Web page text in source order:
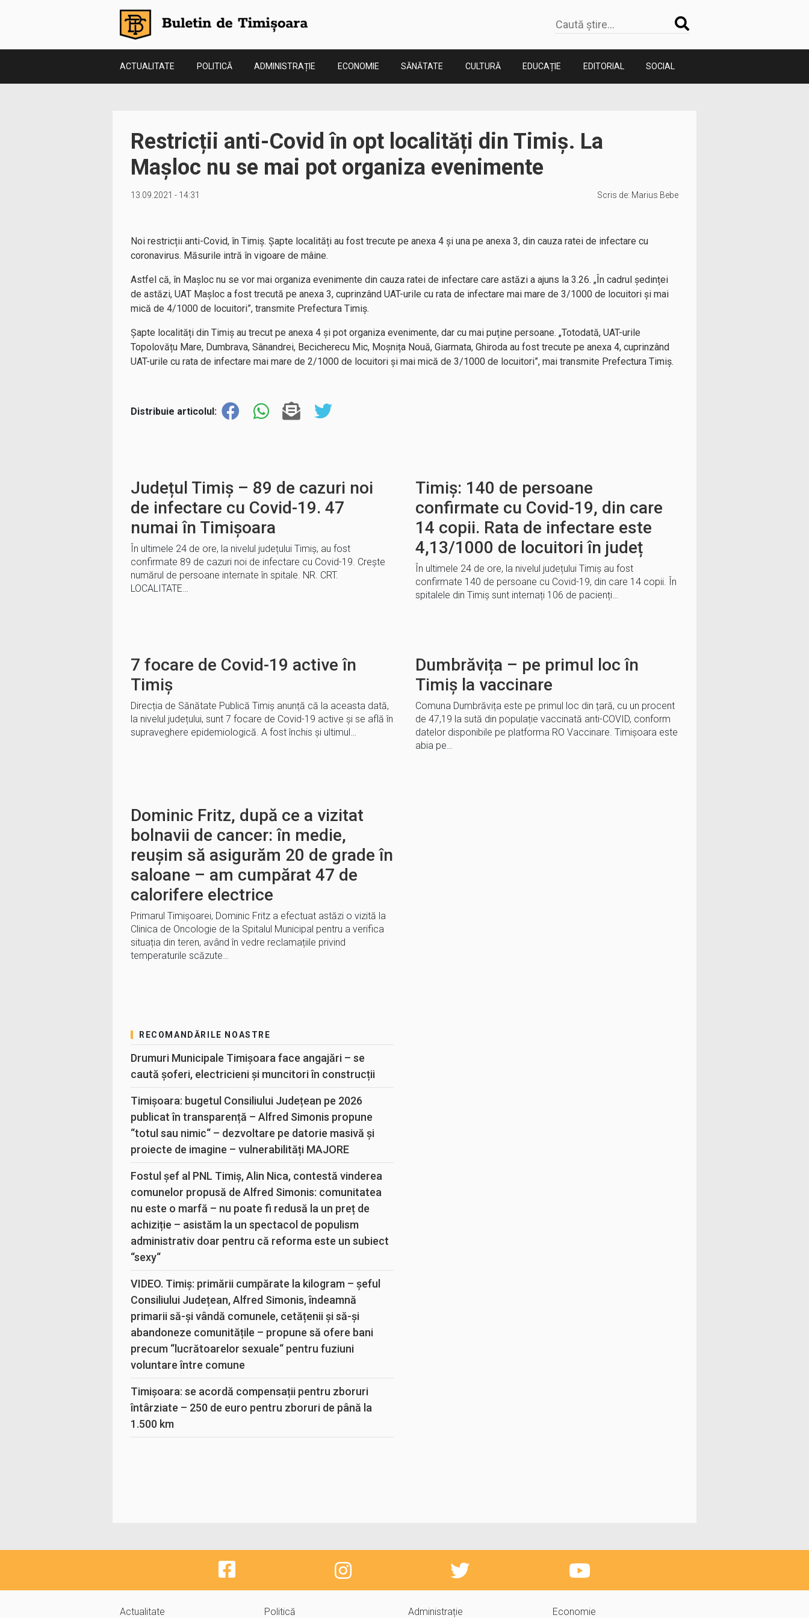
ACTUALITATE POLITICĂ ADMINISTRAȚIE ECONOMIE SĂNĂTATE CULTURĂ EDUCAȚIE EDITORIAL SOCIAL
Restricții anti-Covid în opt localități din Timiș. La
Mașloc nu se mai pot organiza evenimente
13.09.2021 - 14:31 Scris de: Marius Bebe
Noi restricții anti-Covid, în Timiș. Șapte localități au fost trecute pe anexa 4 și una pe anexa 3, din cauza ratei de infectare cu
coronavirus. Măsurile intră în vigoare de mâine.
Astfel că, în Mașloc nu se vor mai organiza evenimente din cauza ratei de infectare care astăzi a ajuns la 3.26. „În cadrul ședinței
de astăzi, UAT Mașloc a fost trecută pe anexa 3, cuprinzând UAT-urile cu rata de infectare mai mare de 3/1000 de locuitori și mai
mică de 4/1000 de locuitori”, transmite Prefectura Timiș.
Șapte localități din Timiș au trecut pe anexa 4 și pot organiza evenimente, dar cu mai puține persoane. „Totodată, UAT-urile
Topolovățu Mare, Dumbrava, Sânandrei, Becicherecu Mic, Moșnița Nouă, Giarmata, Ghiroda au fost trecute pe anexa 4, cuprinzând
UAT-urile cu rata de infectare mai mare de 2/1000 de locuitori și mai mică de 3/1000 de locuitori”, mai transmite Prefectura Timiș.
Distribuie articolul:
Județul Timiș – 89 de cazuri noi
de infectare cu Covid-19. 47
numai în Timișoara
În ultimele 24 de ore, la nivelul județului Timiș, au fost
confirmate 89 de cazuri noi de infectare cu Covid-19. Crește
numărul de persoane internate în spitale. NR. CRT.
LOCALITATE…
Timiș: 140 de persoane
confirmate cu Covid-19, din care
14 copii. Rata de infectare este
4,13/1000 de locuitori în județ
În ultimele 24 de ore, la nivelul județului Timiș au fost
confirmate 140 de persoane cu Covid-19, din care 14 copii. În
spitalele din Timiș sunt internați 106 de pacienți…
7 focare de Covid-19 active în
Timiș
Direcția de Sănătate Publică Timiș anunță că la aceasta dată,
la nivelul județului, sunt 7 focare de Covid-19 active și se află în
supraveghere epidemiologică. A fost închis și ultimul…
Dumbrăvița – pe primul loc în
Timiș la vaccinare
Comuna Dumbrăvița este pe primul loc din țară, cu un procent
de 47,19 la sută din populație vaccinată anti-COVID, conform
datelor disponibile pe platforma RO Vaccinare. Timișoara este
abia pe…
Dominic Fritz, după ce a vizitat
bolnavii de cancer: în medie,
reușim să asigurăm 20 de grade în
saloane – am cumpărat 47 de
calorifere electrice
Primarul Timișoarei, Dominic Fritz a efectuat astăzi o vizită la
Clinica de Oncologie de la Spitalul Municipal pentru a verifica
situația din teren, având în vedre reclamațiile privind
temperaturile scăzute…
RECOMANDĂRILE NOASTRE
Drumuri Municipale Timișoara face angajări – se
caută șoferi, electricieni și muncitori în construcții
Timișoara: bugetul Consiliului Județean pe 2026
publicat în transparență – Alfred Simonis propune
“totul sau nimic“ – dezvoltare pe datorie masivă și
proiecte de imagine – vulnerabilități MAJORE
Fostul șef al PNL Timiș, Alin Nica, contestă vinderea
comunelor propusă de Alfred Simonis: comunitatea
nu este o marfă – nu poate fi redusă la un preț de
achiziție – asistăm la un spectacol de populism
administrativ doar pentru că reforma este un subiect
“sexy“
VIDEO. Timiș: primării cumpărate la kilogram – șeful
Consiliului Județean, Alfred Simonis, îndeamnă
primarii să-și vândă comunele, cetățenii și să-și
abandoneze comunitățile – propune să ofere bani
precum “lucrătoarelor sexuale“ pentru fuziuni
voluntare între comune
Timișoara: se acordă compensații pentru zboruri
întârziate – 250 de euro pentru zboruri de până la
1.500 km
Actualitate Politică Administrație Economie